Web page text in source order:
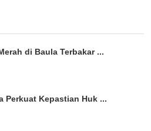
di Baula Terbakar ...
Perkuat Kepastian Huk ...